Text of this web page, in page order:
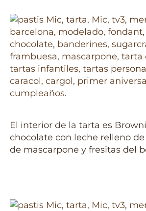
El interior de la tarta es
chocolate con leche relleno
de mascarpone y fresitas del